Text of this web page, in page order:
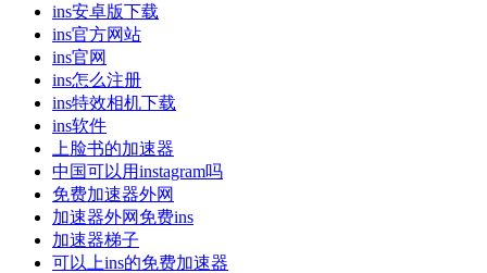
ins安卓版下载
ins官方网站
ins官网
ins怎么注册
ins特效相机下载
ins软件
上脸书的加速器
中国可以用instagram吗
免费加速器外网
加速器外网免费ins
加速器梯子
可以上ins的免费加速器